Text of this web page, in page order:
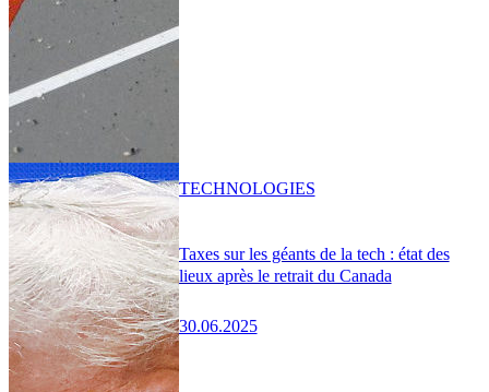
Taxes sur les géants de la tech : état des
lieux après le retrait du Canada
30.06.2025
TECHNOLOGIES